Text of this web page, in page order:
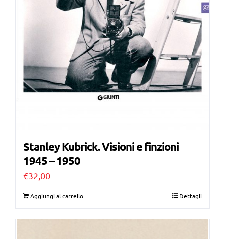
Stanley Kubrick. Visioni e finzioni
1945 – 1950
€32,00
Aggiungi al carrello Dettagli